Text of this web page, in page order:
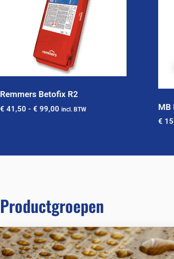
Remmers Betofix R2
€ 41,50 - € 99,00 incl. BTW MB
€
Productgroepen